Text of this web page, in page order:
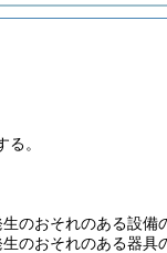
。
のおそれのある設備
のおそれのある器具